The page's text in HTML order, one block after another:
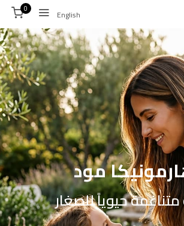
English
0
هارمونيكا مود
عناية متناغمة حيوياً للصغار